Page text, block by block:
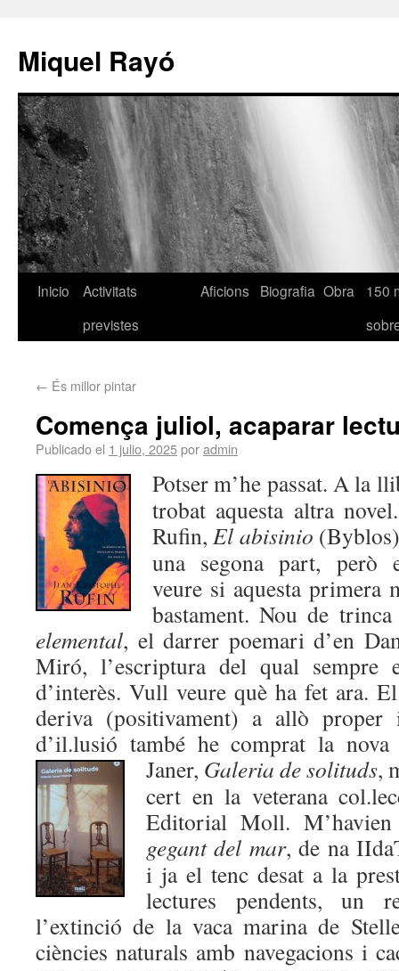
Miquel Rayó
Inicio
Activitats
previstes
Aficions Biografia Obra
150
← És millor pintar
Comença juliol, acaparar
Publicado el 1 julio, 2025poradmin
Potser m’he passat. A la
trobat aquesta altra
Rufin,El abisinio
una segona part, però
veure si aquesta primera
bastament. Nou de
elemental, el darrer poemari d’en
Miró, l’escriptura del qual sempre
d’interès. Vull veure què ha fet ara.
deriva (positivament) a allò
d’il.lusió també he comprat la nova
Janer, Galeria de solituds,
cert en la veterana
Editorial Moll.
gegant del mar, de na
i ja el tenc desat a la
lectures pendents, un
l’extinció de la vaca marina de
ciències naturals amb navegacions i